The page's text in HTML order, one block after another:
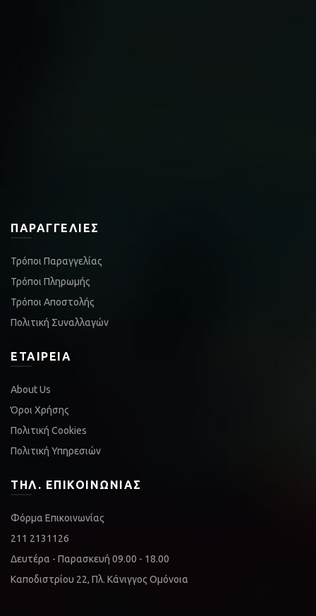
ΠΑΡΑΓΓΕΛΊΕΣ
Τρόποι Παραγγελίας
Τρόποι Πληρωμής
Τρόποι Αποστολής
Πολιτική Συναλλαγών
ΕΤΑΙΡΕΊΑ
About Us
Όροι Χρήσης
Πολιτική Cookies
Πολιτική Υπηρεσιών
ΤΗΛ. ΕΠΙΚΟΙΝΩΝΊΑΣ
Φόρμα Επικοινωνίας
211 2131126
Δευτέρα - Παρασκευή 09.00 - 18.00
Καποδιστρίου 22, Πλ. Κάνιγγος Ομόνοια